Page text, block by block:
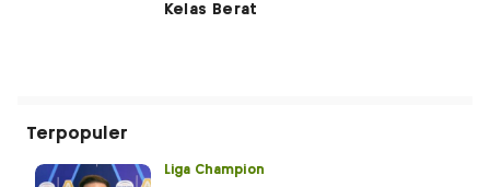
Kelas Berat
Terpopuler
Liga Champion